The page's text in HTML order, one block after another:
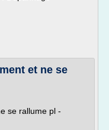
et ne se
se rallume pl -